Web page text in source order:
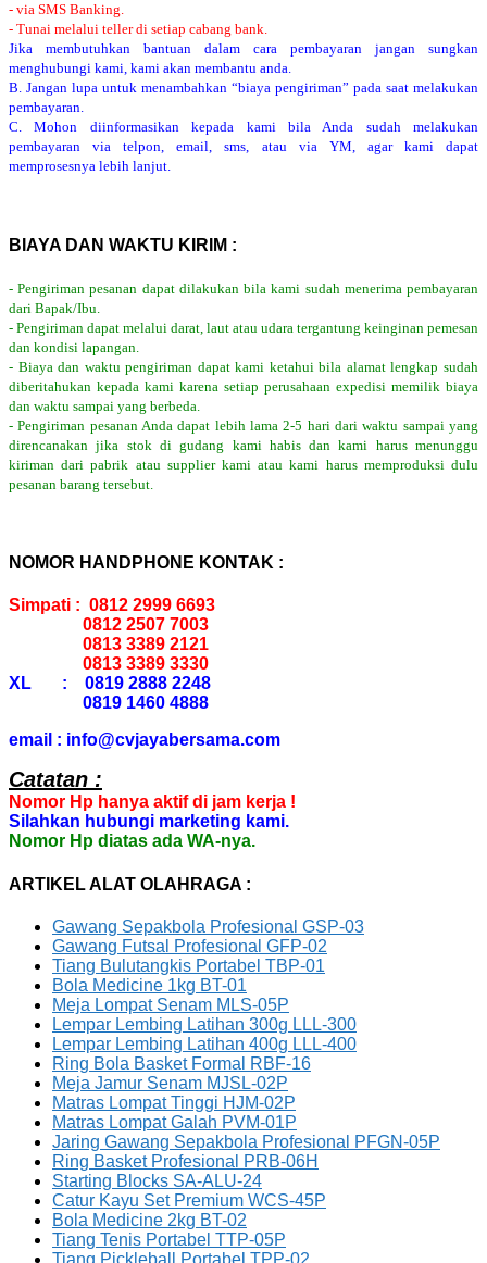
- via SMS Banking.
- Tunai melalui teller di setiap cabang bank.
Jika membutuhkan bantuan dalam cara pembayaran jangan sungkan
menghubungi kami, kami akan membantu anda.
B. Jangan lupa untuk menambahkan “biaya pengiriman” pada saat melakukan
pembayaran.
C. Mohon diinformasikan kepada kami bila Anda sudah melakukan
pembayaran via telpon, email, sms, atau via YM, agar kami dapat
memprosesnya lebih lanjut.
BIAYA DAN WAKTU KIRIM :
- Pengiriman pesanan dapat dilakukan bila kami sudah menerima pembayaran
dari Bapak/Ibu.
- Pengiriman dapat melalui darat, laut atau udara tergantung keinginan pemesan
dan kondisi lapangan.
- Biaya dan waktu pengiriman dapat kami ketahui bila alamat lengkap sudah
diberitahukan kepada kami karena setiap perusahaan expedisi memilik biaya
dan waktu sampai yang berbeda.
- Pengiriman pesanan Anda dapat lebih lama 2-5 hari dari waktu sampai yang
direncanakan jika stok di gudang kami habis dan kami harus menunggu
kiriman dari pabrik atau supplier kami atau kami harus memproduksi dulu
pesanan barang tersebut.
NOMOR HANDPHONE KONTAK :
Simpati : 0812 2999 6693
0812 2507 7003
0813 3389 2121
0813 3389 3330
XL : 0819 2888 2248
0819 1460 4888
email : info@cvjayabersama.com
Catatan :
Nomor Hp hanya aktif di jam kerja !
Silahkan hubungi marketing kami.
Nomor Hp diatas ada WA-nya.
ARTIKEL ALAT OLAHRAGA :
Gawang Sepakbola Profesional GSP-03
Gawang Futsal Profesional GFP-02
Tiang Bulutangkis Portabel TBP-01
Bola Medicine 1kg BT-01
Meja Lompat Senam MLS-05P
Lempar Lembing Latihan 300g LLL-300
Lempar Lembing Latihan 400g LLL-400
Ring Bola Basket Formal RBF-16
Meja Jamur Senam MJSL-02P
Matras Lompat Tinggi HJM-02P
Matras Lompat Galah PVM-01P
Jaring Gawang Sepakbola Profesional PFGN-05P
Ring Basket Profesional PRB-06H
Starting Blocks SA-ALU-24
Catur Kayu Set Premium WCS-45P
Bola Medicine 2kg BT-02
Tiang Tenis Portabel TTP-05P
Tiang Pickleball Portabel TPP-02